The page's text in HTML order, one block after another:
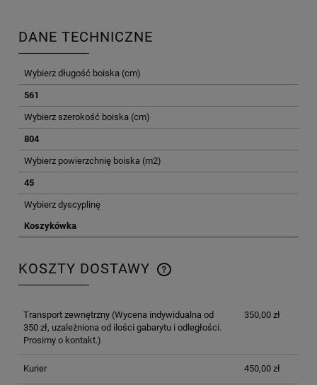
DANE TECHNICZNE
Wybierz długość boiska (cm)
561
Wybierz szerokość boiska (cm)
804
Wybierz powierzchnię boiska (m2)
45
Wybierz dyscyplinę
Koszykówka
KOSZTY DOSTAWY
CENA NIE ZAWIERA EWENTUALNYCH KOSZTÓW
Transport zewnętrzny(Wycena indywidualna od
350 zł, uzależniona od ilości gabarytu i odległości.
Prosimy o kontakt.)
350,00 zł
Kurier 450,00 zł